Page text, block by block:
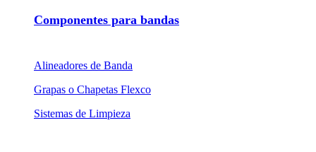
Componentes para bandas
Alineadores de Banda
Grapas o Chapetas Flexco
Sistemas de Limpieza